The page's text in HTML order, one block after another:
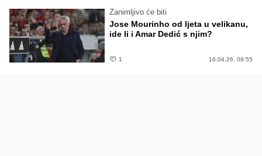
Zanimljivo će biti
Jose Mourinho od ljeta u velikanu,
ide li i Amar Dedić s njim?
1 16.04.26. 09:55